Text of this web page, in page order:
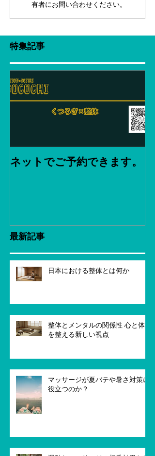
有者にお問い合わせください。
特集記事
ネットでご予約できます。
最新記事
日本における整体とは何か
整体とメンタルの関係性 心と体
を整える新しい視点
マッサージが夏バテや暑さ対策に
役立つのか？